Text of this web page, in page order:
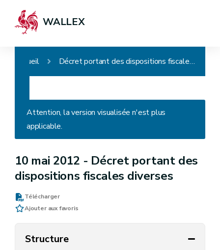
WALLEX
Accueil Décret portant des dispositions fiscales diverses
Attention, la version visualisée n'est plus
applicable.
10 mai 2012 - Décret portant des
dispositions fiscales diverses
Télécharger
Ajouter aux favoris
Structure